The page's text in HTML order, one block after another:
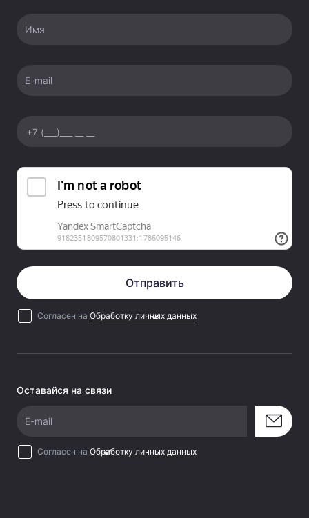
Имя
E-mail
Отправить
Согласен на Обработку личных данных
Оставайся на связи
E-mail
Согласен на Обработку личных данных